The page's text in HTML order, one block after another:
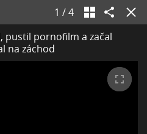
1 /4
pustil pornofilm a začal
na záchod